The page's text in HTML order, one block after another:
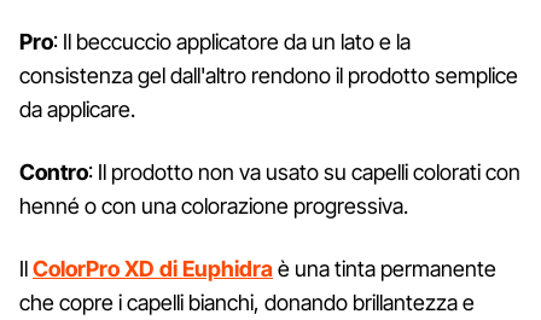
Pro: Il beccuccio applicatore da un lato e la
consistenza gel dall'altro rendono il prodotto semplice
da applicare.
Contro: Il prodotto non va usato su capelli colorati con
henné o con una colorazione progressiva.
IlColorPro XD di Euphidraè una tinta permanente
che copre i capelli bianchi, donando brillantezza e